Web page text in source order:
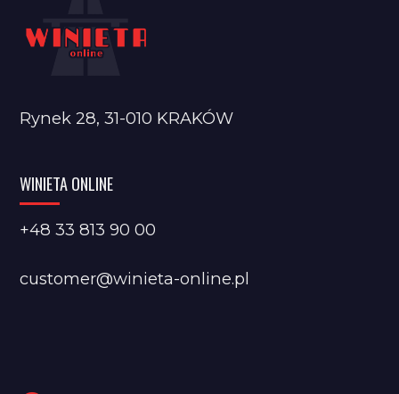
Rynek 28, 31-010 KRAKÓW
WINIETA ONLINE
+48 33 813 90 00
customer@winieta-online.pl